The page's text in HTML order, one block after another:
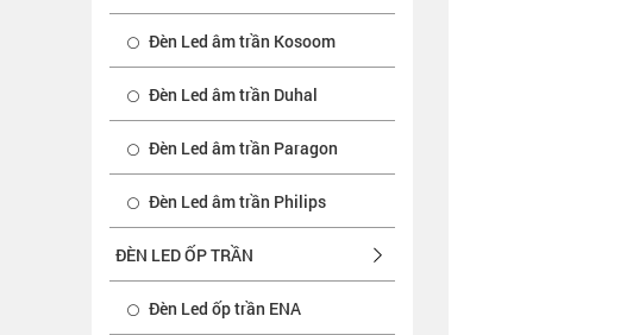
Đèn Led âm trần Kosoom
Đèn Led âm trần Duhal
Đèn Led âm trần Paragon
Đèn Led âm trần Philips
ĐÈN LED ỐP TRẦN
Đèn Led ốp trần ENA